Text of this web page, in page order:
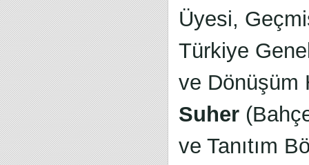
Üyesi,
Türkiye
ve Dönüşüm
Suher
ve Tanıtım